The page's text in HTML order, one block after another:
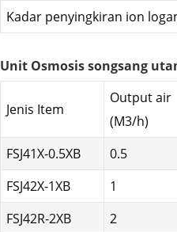
Kadar penyingkiran ion
Unit Osmosis songsang
Jenis Item
Output air
(M3/h)
FSJ41X-0.5XB
0.5
FSJ42X-1XB
1
FSJ42R-2XB
2